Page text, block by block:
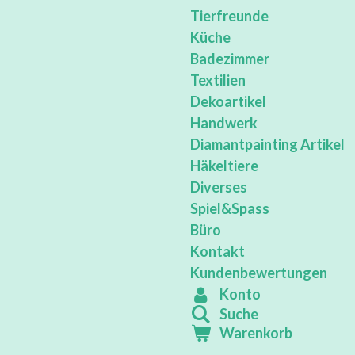
Tierfreunde
Küche
Badezimmer
Textilien
Dekoartikel
Handwerk
Diamantpainting Artikel
Häkeltiere
Diverses
Spiel&Spass
Büro
Kontakt
Kundenbewertungen
Konto
Suche
Warenkorb